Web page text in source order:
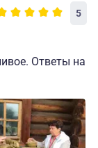
5
Ответы на